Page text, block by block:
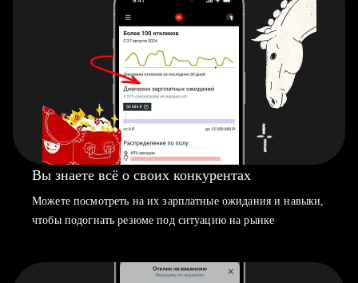
Вы знаете всё о своих конкурентах
Можете посмотреть на их зарплатные ожидания и навыки,
чтобы подогнать резюме под ситуацию на рынке